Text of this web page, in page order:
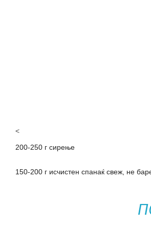
<
200-250 г сирење
150-200 г исчистен спанаќ свеж, не